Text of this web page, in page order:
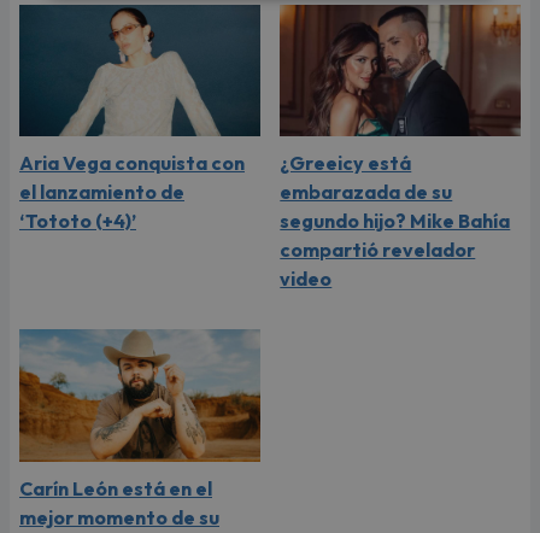
Aria Vega conquista con
el lanzamiento de
‘Tototo (+4)’
¿Greeicy está
embarazada de su
segundo hijo? Mike Bahía
compartió revelador
video
Carín León está en el
mejor momento de su